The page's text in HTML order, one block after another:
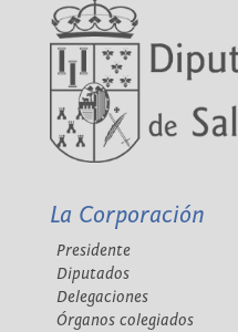
La Corporación
Presidente
Diputados
Delegaciones
Órganos colegiados